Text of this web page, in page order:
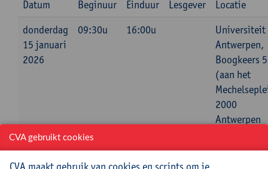
Datum Beginuur Einduur Lesgever
Locatie
donderdag
15 januari
2026
09:30u 16:00u
Universiteit
Antwerpen,
Boogkeers 5
(aan het
2000
Antwerpen
CVA gebruikt cookies
CVA maakt gebruik van cookies en scripts om je